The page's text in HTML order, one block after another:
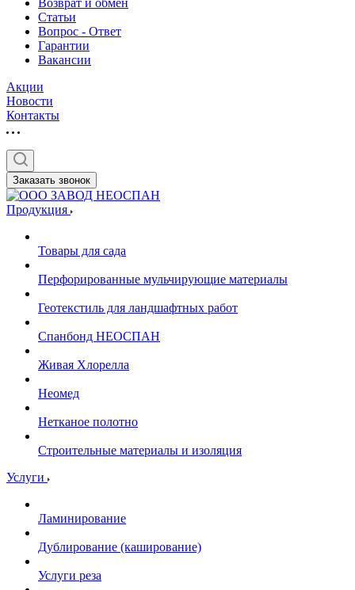
Возврат и обмен
Статьи
Вопрос - Ответ
Гарантии
Вакансии
Акции
Новости
Контакты
Заказать звонок
Продукция
Товары для сада
Перфорированные мульчирующие материалы
Геотекстиль для ландшафтных работ
Спанбонд НЕОСПАН
Живая Хлорелла
Нeомед
Нетканое полотно
Строительные материалы и изоляция
Услуги
Ламинирование
Дублирование (каширование)
Услуги реза